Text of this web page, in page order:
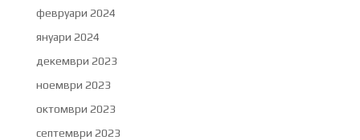
февруари 2024
януари 2024
декември 2023
ноември 2023
октомври 2023
септември 2023